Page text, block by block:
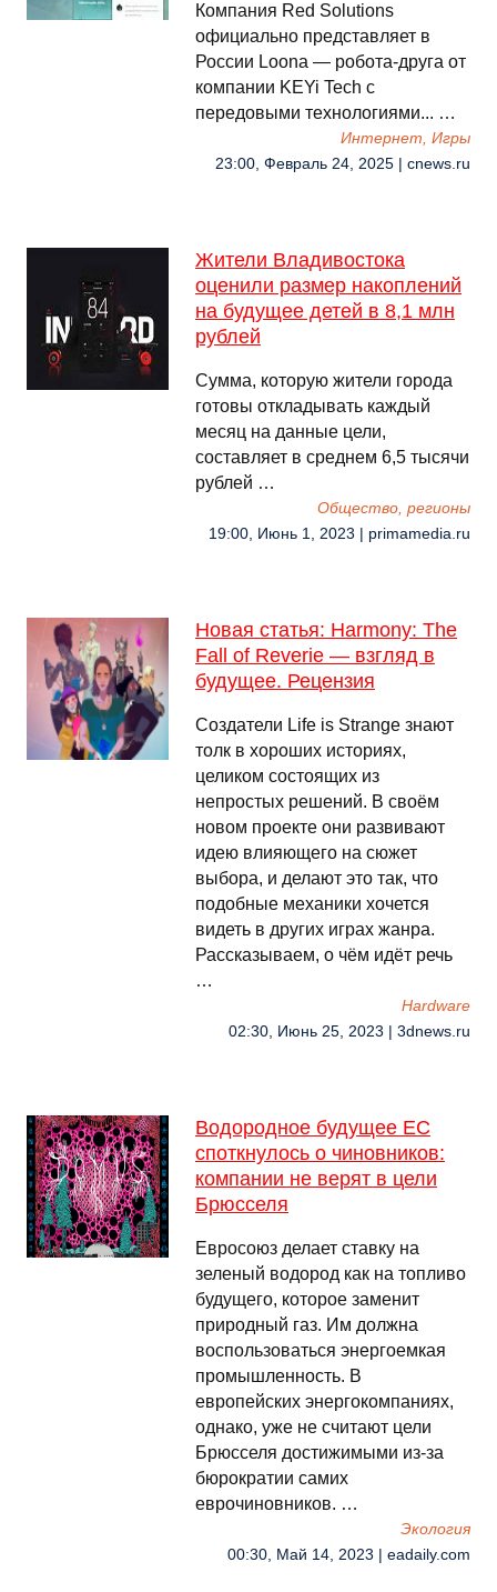
Компания Red Solutions
официально представляет в
России Loona — робота-друга от
компании KEYi Tech с
передовыми технологиями... …
Интернет, Игры
23:00, Февраль 24, 2025 | cnews.ru
Жители Владивостока
оценили размер накоплений
на будущее детей в 8,1 млн
рублей
Сумма, которую жители города
готовы откладывать каждый
месяц на данные цели,
составляет в среднем 6,5 тысячи
рублей …
Общество, регионы
19:00, Июнь 1, 2023 | primamedia.ru
Новая статья: Harmony: The
Fall of Reverie — взгляд в
будущее. Рецензия
Создатели Life is Strange знают
толк в хороших историях,
целиком состоящих из
непростых решений. В своём
новом проекте они развивают
идею влияющего на сюжет
выбора, и делают это так, что
подобные механики хочется
видеть в других играх жанра.
Рассказываем, о чём идёт речь
…
Hardware
02:30, Июнь 25, 2023 | 3dnews.ru
Водородное будущее ЕС
споткнулось о чиновников:
компании не верят в цели
Брюсселя
Евросоюз делает ставку на
зеленый водород как на топливо
будущего, которое заменит
природный газ. Им должна
воспользоваться энергоемкая
промышленность. В
европейских энергокомпаниях,
однако, уже не считают цели
Брюсселя достижимыми из-за
бюрократии самих
еврочиновников. …
Экология
00:30, Май 14, 2023 | eadaily.com